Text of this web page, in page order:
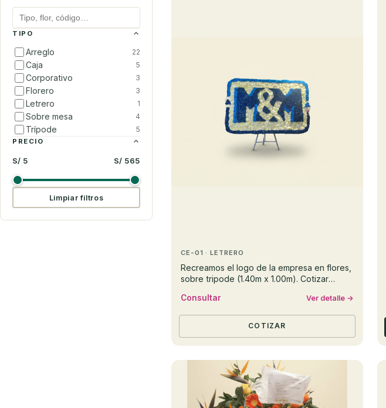
TIPO
Arreglo 22
Caja 5
Corporativo 3
Florero 3
Letrero 1
Sobre mesa 4
Trípode 5
PRECIO
S/ 5 S/ 565
Limpiar filtros
CE-01 · LETRERO
Recreamos el logo de la empresa en flores,
sobre tripode (1.40m x 1.00m). Cotizar
Consultar Ver detalle →
COTIZAR